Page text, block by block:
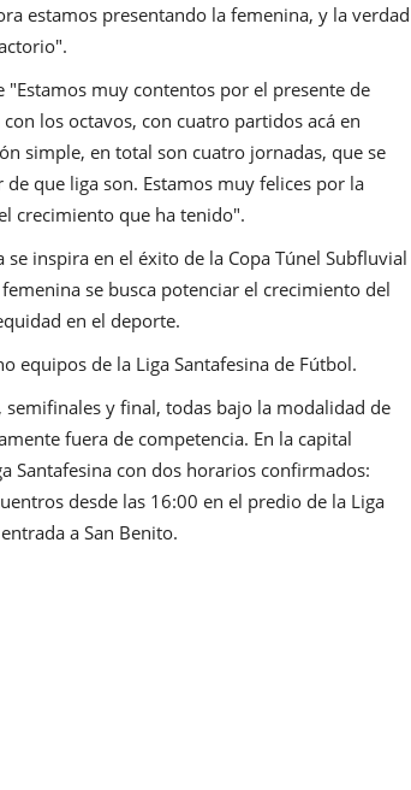
estamos presentando la femenina, y la verdad
"Estamos muy contentos por el presente de
los octavos, con cuatro partidos acá en
simple, en total son cuatro jornadas, que se
que liga son. Estamos muy felices por la
crecimiento que ha tenido".
inspira en el éxito de la Copa Túnel Subfluvial
se busca potenciar el crecimiento del
en el deporte.
equipos de la Liga Santafesina de Fútbol.
y final, todas bajo la modalidad de
fuera de competencia. En la capital
Santafesina con dos horarios confirmados:
desde las 16:00 en el predio de la Liga
a San Benito.